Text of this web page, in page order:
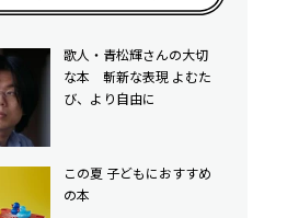
歌人・青松輝さんの大切
な本 斬新な表現 よむた
び、より自由に
この夏 子どもにおすすめ
の本